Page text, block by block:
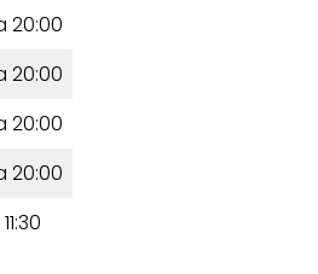
20:00
20:00
20:00
20:00